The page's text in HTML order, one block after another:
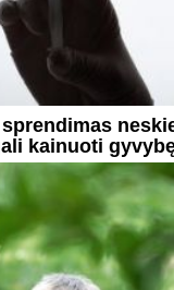
kainuoti